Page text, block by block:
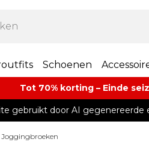
Schoenen
Tot 70% korting – Einde
gebruikt door AI gegenereerde